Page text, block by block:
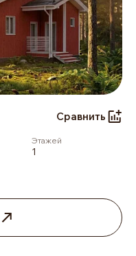
Сравнить
Этажей
1